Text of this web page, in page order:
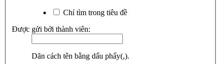
Chỉ tìm trong tiêu đề
Được gửi bởi thành viên:
Dãn cách tên bằng dấu phẩy(,).